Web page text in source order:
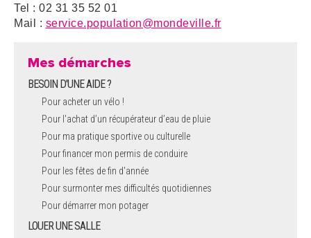
Tel : 02 31 35 52 01
Mail : service.population@mondeville.fr
Mes démarches
BESOIN D'UNE AIDE ?
Pour acheter un vélo !
Pour l'achat d’un récupérateur d’eau de pluie
Pour ma pratique sportive ou culturelle
Pour financer mon permis de conduire
Pour les fêtes de fin d'année
Pour surmonter mes difficultés quotidiennes
Pour démarrer mon potager
LOUER UNE SALLE